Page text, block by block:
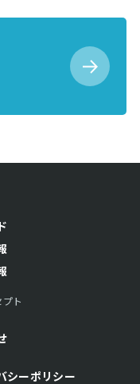
ト
シーポリシー